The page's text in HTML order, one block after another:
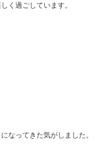
く過ごしています。
なってきた気がしました。